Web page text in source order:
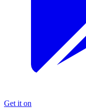
Get it on